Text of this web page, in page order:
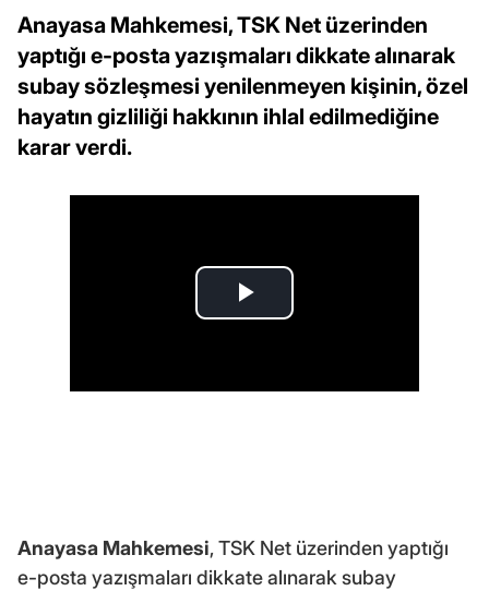
Anayasa Mahkemesi, TSK Net üzerinden
yaptığı e-posta yazışmaları dikkate alınarak
subay sözleşmesi yenilenmeyen kişinin, özel
hayatın gizliliği hakkının ihlal edilmediğine
karar verdi.
Anayasa Mahkemesi, TSK Net üzerinden yaptığı
e-posta yazışmaları dikkate alınarak subay